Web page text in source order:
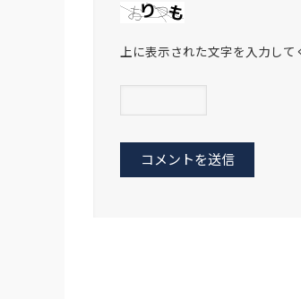
上に表示された文字を入力して